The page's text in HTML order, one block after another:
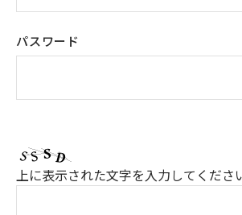
パスワード
上に表示された文字を入力してくださ